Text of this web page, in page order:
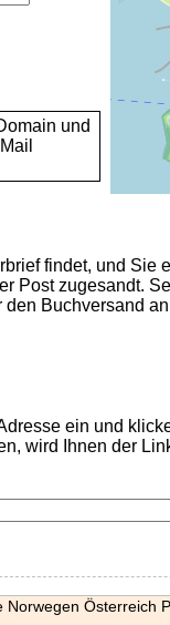
und
findet, und Sie
Post zugesandt.
den Buchversand an
ein und
wird Ihnen der
Norwegen Österreich